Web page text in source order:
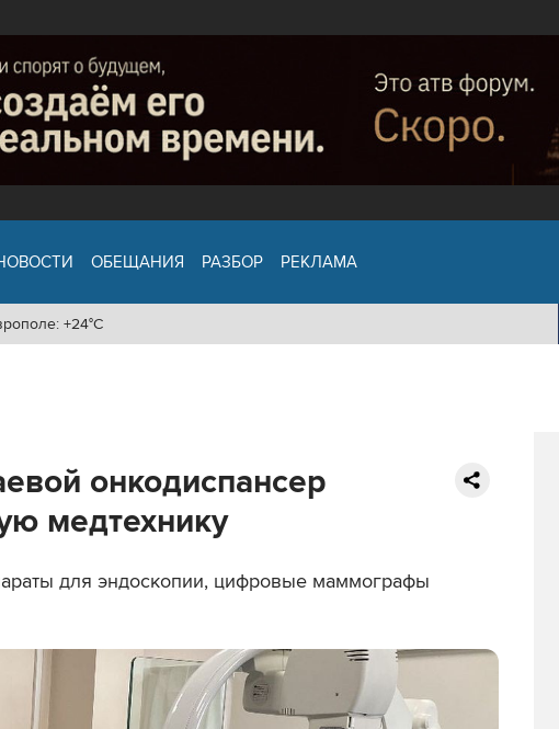
ОБЕЩАНИЯ РАЗБОР РЕКЛАМА
+24°C
онкодиспансер
медтехнику
для эндоскопии, цифровые маммографы